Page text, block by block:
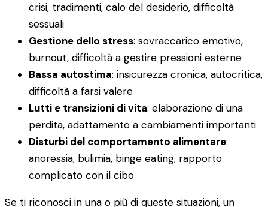
crisi, tradimenti, calo del desiderio, difficoltà
sessuali
Gestione dello stress: sovraccarico emotivo,
burnout, difficoltà a gestire pressioni esterne
Bassa autostima: insicurezza cronica, autocritica,
difficoltà a farsi valere
Lutti e transizioni di vita: elaborazione di una
perdita, adattamento a cambiamenti importanti
Disturbi del comportamento alimentare:
anoressia, bulimia, binge eating, rapporto
complicato con il cibo
Se ti riconosci in una o più di queste situazioni, un